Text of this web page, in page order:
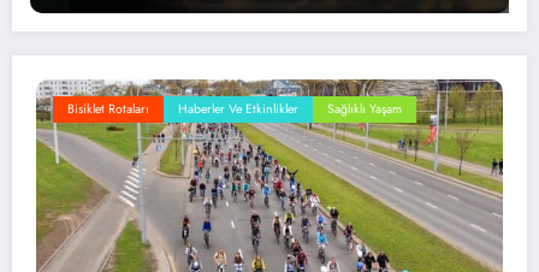
Bisiklet Rotaları Haberler Ve Etkinlikler Sağlıklı Yaşam